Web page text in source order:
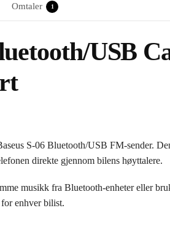
Omtaler 1
USB
S-06 Bluetooth/USB FM-sender.
direkte gjennom bilens høyttalere.
musikk fra Bluetooth-enheter eller
enhver bilist.